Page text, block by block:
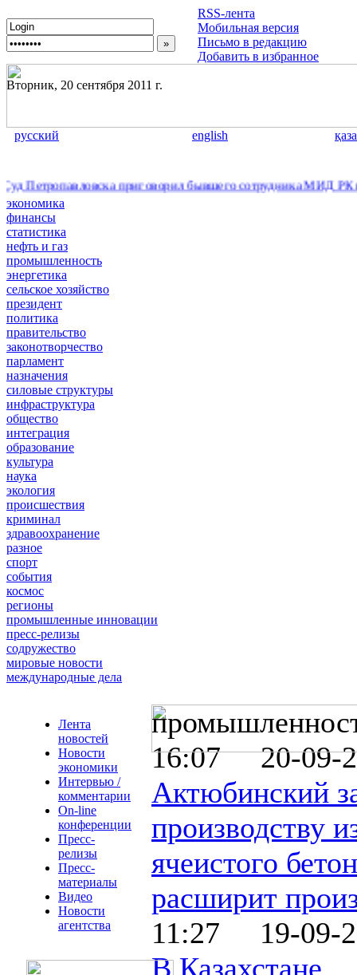
RSS-лента
Мобильная версия
Письмо в редакцию
Добавить в избранное
Вторник, 20 сентября 2011 г.
русский english
приговорил бывшего сотрудника МИД РК к
экономика
финансы
статистика
нефть и газ
промышленность
энергетика
сельское хозяйство
президент
политика
правительство
законотворчество
парламент
назначения
силовые структуры
инфраструктура
общество
интеграция
образование
культура
наука
экология
происшествия
криминал
здравоохранение
разное
спорт
события
космос
регионы
промышленные инновации
пресс-релизы
содружество
мировые новости
международные дела
Лента
новостей
Новости
экономики
Интервью /
комментарии
On-line
конференции
Пресс-
релизы
Пресс-
материалы
Видео
Новости
агентства
16:07 20-09-
Актюбинский
производству
ячеистого
расширит
11:27 19-09-
В Казахстане